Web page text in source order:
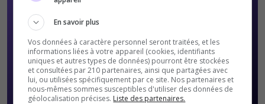
En savoir plus
Vos données à caractère personnel seront traitées, et les
informations liées à votre appareil (cookies, identifiants
uniques et autres types de données) pourront être stockées
et consultées par 210 partenaires, ainsi que partagées avec
lui, ou utilisées spécifiquement par ce site. Nos partenaires et
nous-mêmes sommes susceptibles d'utiliser des données de
géolocalisation précises. Liste des partenaires.